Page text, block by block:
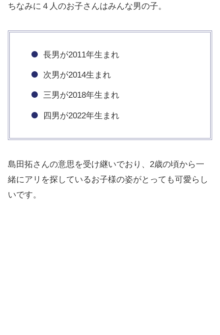
ちなみに４人のお子さんはみんな男の子。
長男が2011年生まれ
次男が2014生まれ
三男が2018年生まれ
四男が2022年生まれ
島田拓さんの意思を受け継いでおり、2歳の頃から一
緒にアリを探しているお子様の姿がとっても可愛らし
いです。